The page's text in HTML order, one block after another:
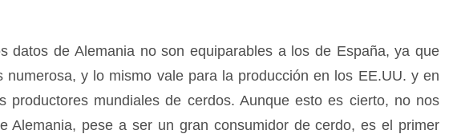
datos de Alemania no son equiparables a los de España, ya que
numerosa, y lo mismo vale para la producción en los EE.UU. y en
productores mundiales de cerdos. Aunque esto es cierto, no nos
Alemania, pese a ser un gran consumidor de cerdo, es el primer